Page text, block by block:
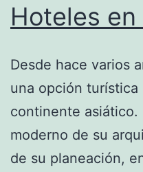
Hoteles en
Desde hace varios
una opción
continente asiático.
moderno de su
de su planeación,